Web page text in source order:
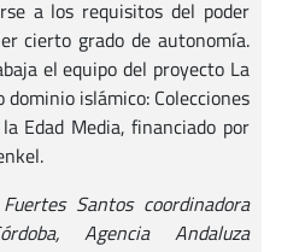
a los requisitos del poder
cierto grado de autonomía.
el equipo del proyecto La
islámico: Colecciones
Edad Media, financiado por
Santos coordinadora
Agencia Andaluza